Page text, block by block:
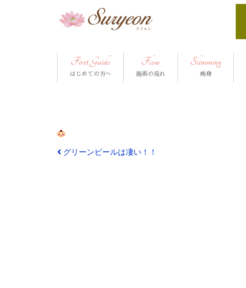
First Guide
はじめての方へ
Flow
施術の流れ
Slimming
痩身
投稿ナビゲーション
グリーンピールは凄い！！